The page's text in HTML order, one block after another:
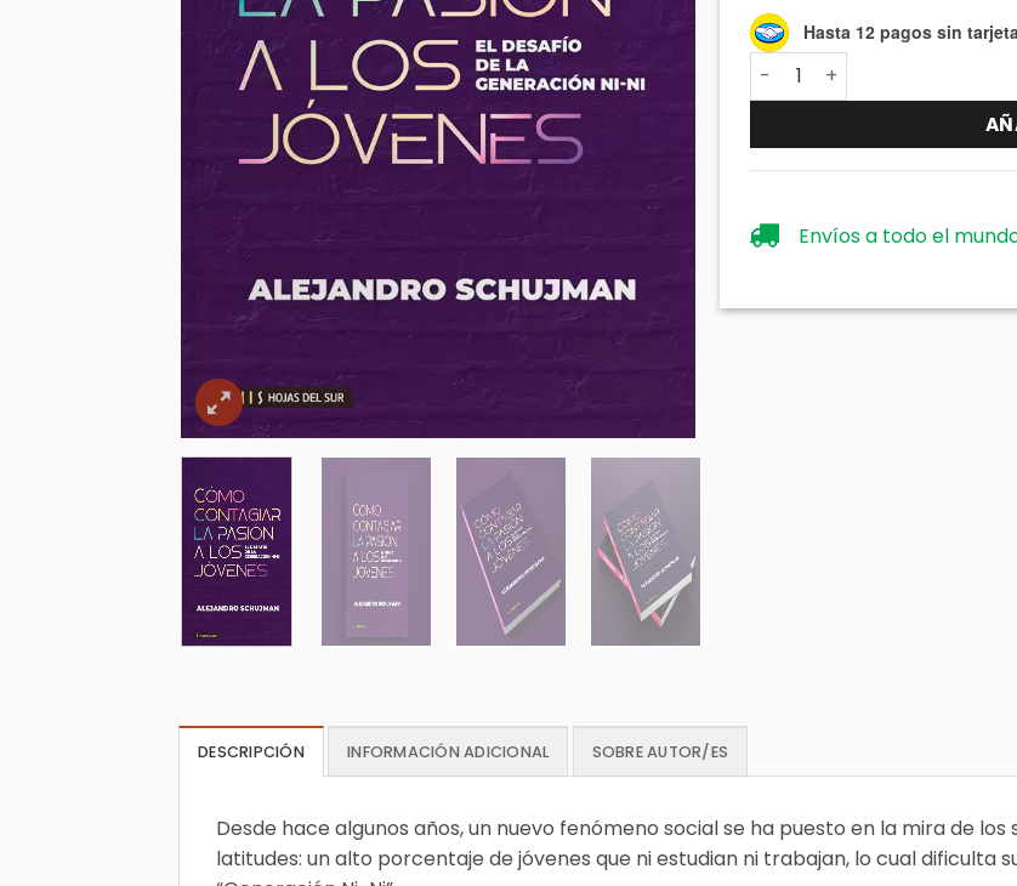
Hasta 12 pagos sin
Cómo contagiar la pasión a
Envíos a todo el
DESCRIPCIÓN INFORMACIÓN ADICIONAL SOBRE AUTOR/ES
Desde hace algunos años, un nuevo fenómeno social se ha puesto en la mira de
latitudes: un alto porcentaje de jóvenes que ni estudian ni trabajan, lo cual dificulta